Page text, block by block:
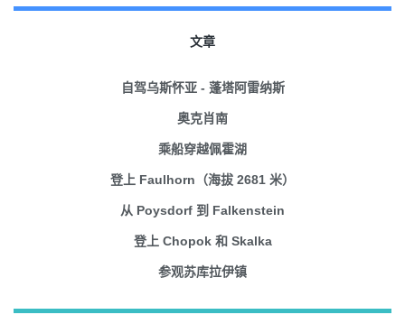
文章
自驾乌斯怀亚 - 蓬塔阿雷纳斯
奥克肖南
乘船穿越佩霍湖
登上 Faulhorn（海拔 2681 米）
从 Poysdorf 到 Falkenstein
登上 Chopok 和 Skalka
参观苏库拉伊镇